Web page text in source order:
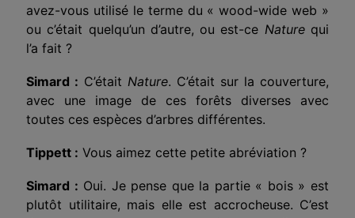
avez-vous utilisé le terme du « wood-wide web »
ou c’était quelqu’un d’autre, ou est-ce Naturequi
l’a fait ?
Simard : C’était Nature. C’était sur la couverture,
avec une image de ces forêts diverses avec
toutes ces espèces d’arbres différentes.
Tippett : Vous aimez cette petite abréviation ?
Simard : Oui. Je pense que la partie « bois » est
plutôt utilitaire, mais elle est accrocheuse. C’est